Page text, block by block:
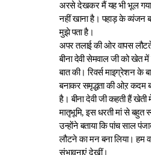
अरसे देखकर मैं यह भी भूल गया
नहीं खाना है। पहाड़ के व्यंजन
मुझे पता है।
अपर तलाई की ओर वापस
बीना देवी सेमवाल जी को खेत
बात की। रिवर्स माइग्रेशन के
बनाकर समृद्धता की ओऱ कदम
है। बीना देवी जी कहती हैं
मातृभूमि, इस धरती मां से बहुत
उन्होंने बताया कि पांच साल
लौटने का मन बना लिया। हम
संभावनाएं देखीं।